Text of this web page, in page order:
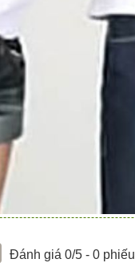
Đánh giá 0/5 - 0 phiếu